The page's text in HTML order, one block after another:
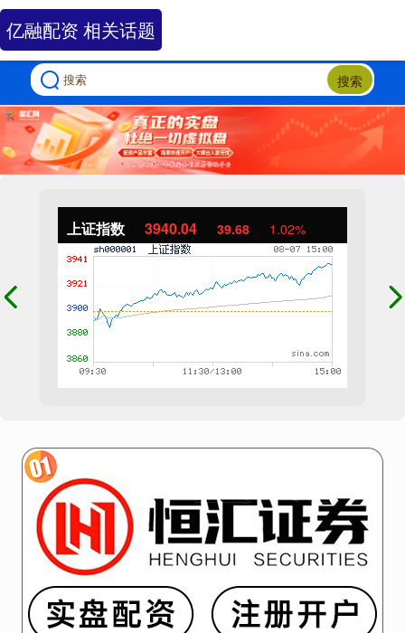
搜索
上证指数 3940.04 39.68 1.02%
亿融配资 相关话题